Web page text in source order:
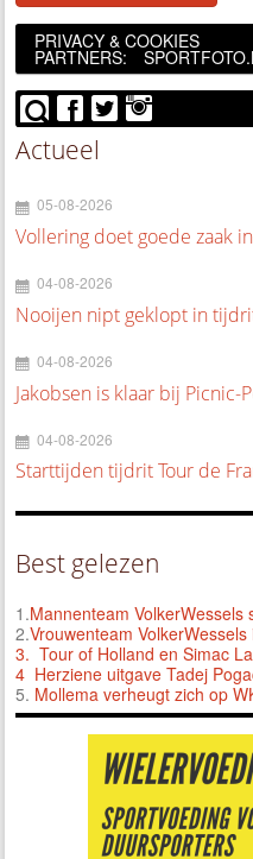
PRIVACY & COOKIES
PARTNERS:
Actueel
05-08-2026
Vollering doet goede zaak
04-08-2026
Nooijen nipt geklopt in
04-08-2026
Jakobsen is klaar bij Picnic-
04-08-2026
Starttijden tijdrit Tour de
Best gelezen
1.Mannenteam VolkerWessels
2.Vrouwenteam
3. Tour of Holland en Simac
4 Herziene uitgave Tadej
5. Mollema verheugt zich op